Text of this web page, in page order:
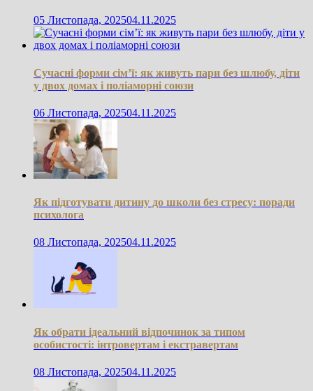
05 Листопада, 202504.11.2025
Сучасні форми сім’ї: як живуть пари без шлюбу, діти
у двох домах і поліаморні союзи
06 Листопада, 202504.11.2025
Як підготувати дитину до школи без стресу: поради
психолога
08 Листопада, 202504.11.2025
Як обрати ідеальний відпочинок за типом
особистості: інтровертам і екстравертам
08 Листопада, 202504.11.2025